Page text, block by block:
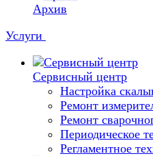
Архив
Услуги
Сервисный центр
Настройка
Ремонт
Ремонт
Периодическое
Регламентное